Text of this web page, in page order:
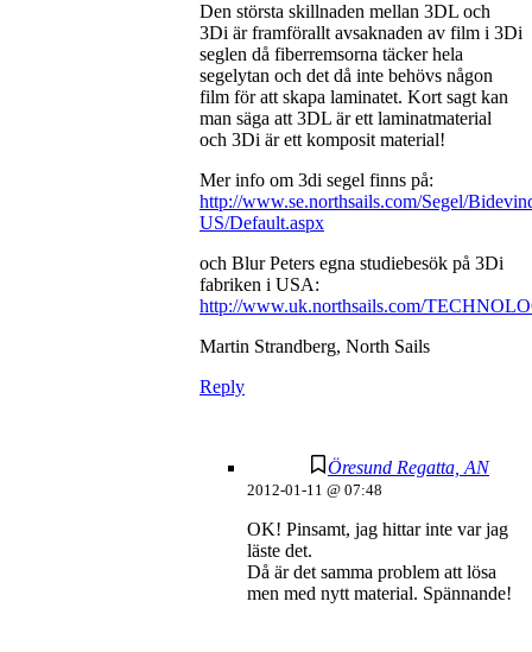
Den största skillnaden mellan 3DL och
3Di är framförallt avsaknaden av film i 3Di
seglen då fiberremsorna täcker hela
segelytan och det då inte behövs någon
film för att skapa laminatet. Kort sagt kan
man säga att 3DL är ett laminatmaterial
och 3Di är ett komposit material!
Mer info om 3di segel finns på:
http://www.se.northsails.com/Segel/
US/Default.aspx
och Blur Peters egna studiebesök på 3Di
fabriken i USA:
http://www.uk.northsails.com/
Martin Strandberg, North Sails
Reply
Öresund Regatta, AN
2012-01-11 @ 07:48
OK! Pinsamt, jag hittar inte var jag
läste det.
Då är det samma problem att lösa
men med nytt material. Spännande!